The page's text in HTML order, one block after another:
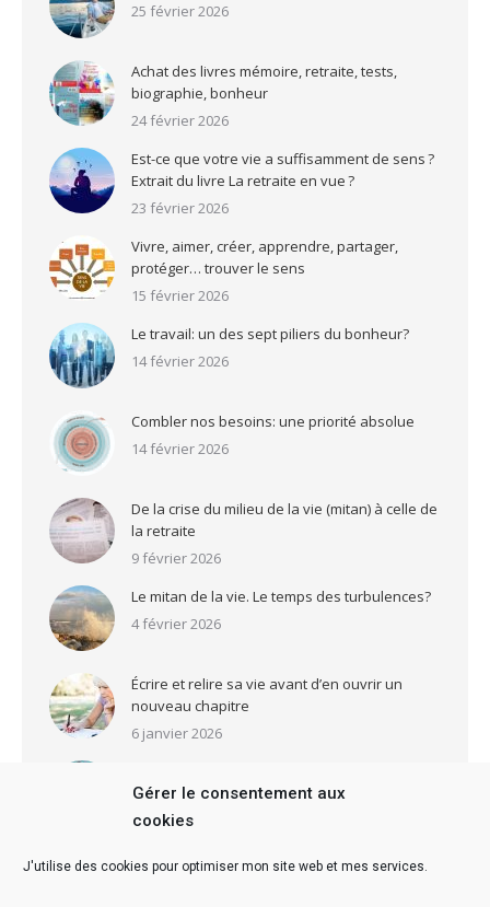
Gérer le consentement aux
cookies
J'utilise des cookies pour optimiser mon site web et mes services.
25 février 2026
Achat des livres mémoire, retraite, tests,
biographie, bonheur
24 février 2026
Est-ce que votre vie a suffisamment de sens ?
Extrait du livre La retraite en vue ?
23 février 2026
Vivre, aimer, créer, apprendre, partager,
protéger… trouver le sens
15 février 2026
Le travail: un des sept piliers du bonheur?
14 février 2026
Combler nos besoins: une priorité absolue
14 février 2026
De la crise du milieu de la vie (mitan) à celle de
la retraite
9 février 2026
Le mitan de la vie. Le temps des turbulences?
4 février 2026
Écrire et relire sa vie avant d’en ouvrir un
nouveau chapitre
6 janvier 2026
tests pour le découvrir
2 janvier 2026